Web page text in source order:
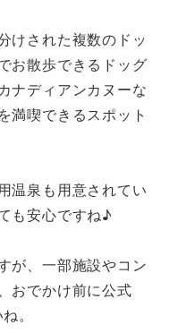
けされた複数のドッ
お散歩できるドッグ
ナディアンカヌーな
満喫できるスポット
温泉も用意されてい
も安心ですね♪
が、一部施設やコン
おでかけ前に公式
。